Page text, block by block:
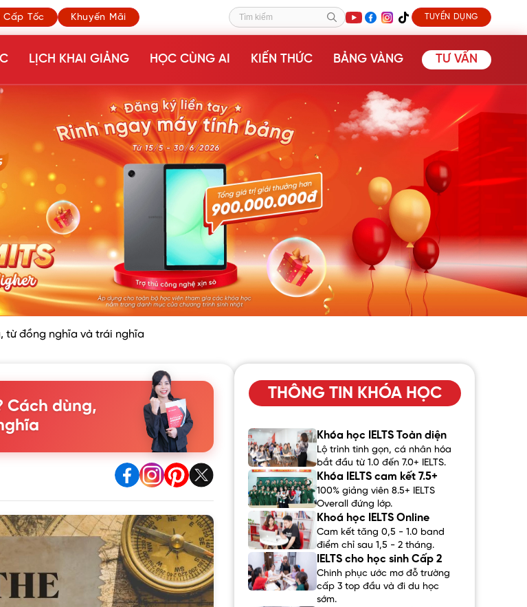
Cấp Tốc Khuyến Mãi Tìm kiếm TUYỂN DỤNG
LỊCH KHAI GIẢNG HỌC CÙNG AI KIẾN THỨC BẢNG VÀNG TƯ VẤN
từ đồng nghĩa và trái nghĩa
Cách dùng,
THÔNG TIN KHÓA HỌC
Khóa học IELTS Toàn diện
Lộ trình tinh gọn, cá nhân hóa
bắt đầu từ 1.0 đến 7.0+ IELTS.
Khóa IELTS cam kết 7.5+
100% giảng viên 8.5+ IELTS
Overall đứng lớp.
Khoá học IELTS Online
Cam kết tăng 0,5 - 1.0 band
điểm chỉ sau 1,5 - 2 tháng.
IELTS cho học sinh Cấp 2
Chinh phục ước mơ đỗ trường
cấp 3 top đầu và đi du học
sớm.